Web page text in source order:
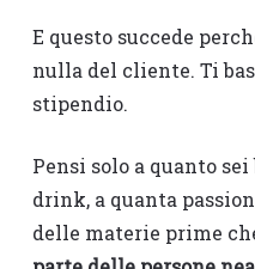
E questo succede
nulla del cliente. Ti
stipendio.
Pensi solo a quanto
drink, a quanta
delle materie prime